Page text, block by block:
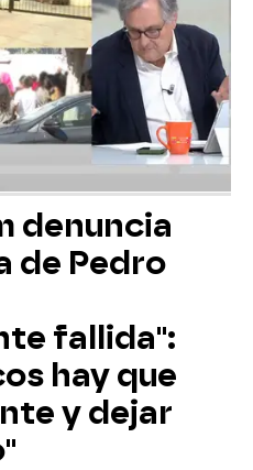
denuncia
de Pedro
fallida":
hay que
y dejar